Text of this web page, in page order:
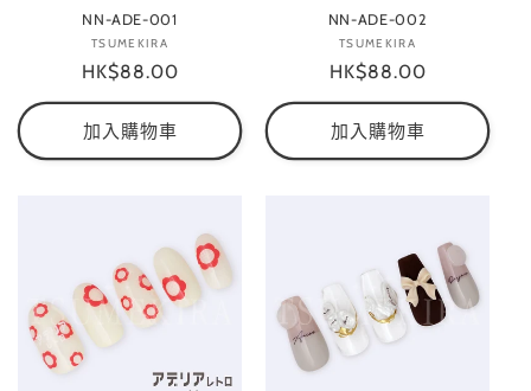
NN-ADE-001
廠
商：
TSUMEKIRA
定
價
HK$88.00
加入購物車
NN-ADE-002
廠
商：
TSUMEKIRA
定
價
HK$88.00
加入購物車